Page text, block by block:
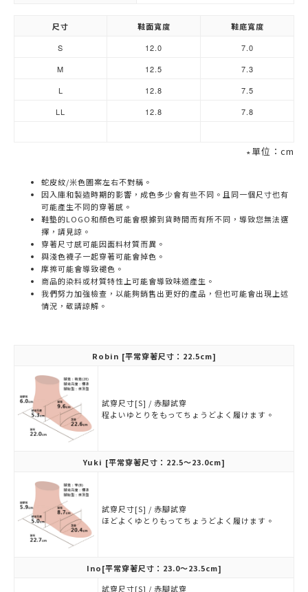
尺寸 鞋面寬度
鞋底寬度
S
12.0
7.0
M
12.5
7.3
L
12.8
7.5
LL
12.8 7.8
∗單位：cm
蛇皮紋/米色圖案左右不對稱。
因入庫和製造時期的影響，成色多少會有些不同。且同一個尺寸也有
可能產生不同的穿著感。
鞋墊的LOGO和顏色可能會根據到貨時間而有所不同，導致您無法選
擇，請見諒。
穿著尺寸感可能因面料材質而異。
與淺色襪子一起穿著可能會掉色。
摩擦可能會導致褪色。
商品的染料或材質特性上可能會導致味道產生。
我們努力加強檢查，以能夠銷售出更好的產品，但也可能會出現上述
情況，敬請諒解。
Robin [平常穿著尺寸：22.5cm]
試穿尺寸[S] / 赤腳試穿
程よいゆとりをもってちょうどよく履けます。
Yuki [平常穿著尺寸：22.5～23.0cm]
試穿尺寸[S] / 赤腳試穿
ほどよくゆとりもってちょうどよく履けます。
Ino[平常穿著尺寸：23.0～23.5cm]
試穿尺寸[S] / 赤腳試穿